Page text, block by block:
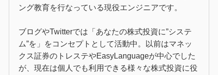
ング教育を行なっている現役エンジニアです。
ブログやTwitterでは「あなたの株式投資に”システ
ム”を」をコンセプトとして活動中。以前はマネッ
クス証券のトレステやEasyLanguageが中心でした
が、現在は個人でも利用できる様々な株式投資に役